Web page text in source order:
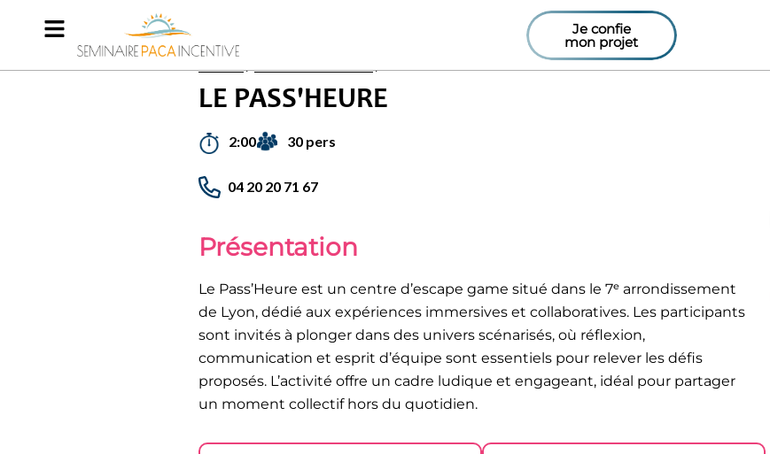
Je confie
mon projet
LE PASS'HEURE
2:00 30 pers
04 20 20 71 67
Présentation
Le Pass’Heure est un centre d’escape game situé dans le 7ᵉ arrondissement
de Lyon, dédié aux expériences immersives et collaboratives. Les participants
sont invités à plonger dans des univers scénarisés, où réflexion,
communication et esprit d’équipe sont essentiels pour relever les défis
proposés. L’activité offre un cadre ludique et engageant, idéal pour partager
un moment collectif hors du quotidien.